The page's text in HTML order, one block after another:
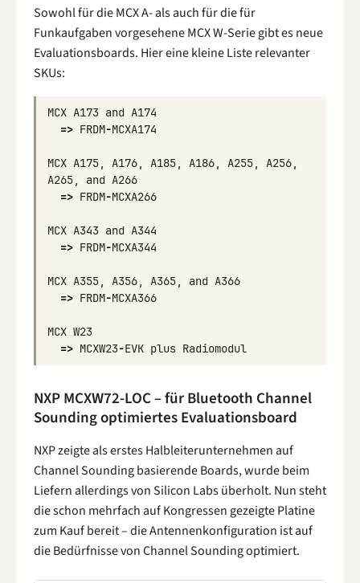
Sowohl für die MCX A- als auch für die für
Funkaufgaben vorgesehene MCX W-Serie gibt es neue
Evaluationsboards. Hier eine kleine Liste relevanter
SKUs:
MCX A173 and A174
=> FRDM-MCXA174
MCX A175, A176, A185, A186, A255, A256,
A265, and A266
=> FRDM-MCXA266
MCX A343 and A344
=> FRDM-MCXA344
MCX A355, A356, A365, and A366
=> FRDM-MCXA366
MCX W23
=> MCXW23-EVK plus Radiomodul
NXP MCXW72-LOC – für Bluetooth Channel
Sounding optimiertes Evaluationsboard
NXP zeigte als erstes Halbleiterunternehmen auf
Channel Sounding basierende Boards, wurde beim
Liefern allerdings von Silicon Labs überholt. Nun steht
die schon mehrfach auf Kongressen gezeigte Platine
zum Kauf bereit – die Antennenkonfiguration ist auf
die Bedürfnisse von Channel Sounding optimiert.